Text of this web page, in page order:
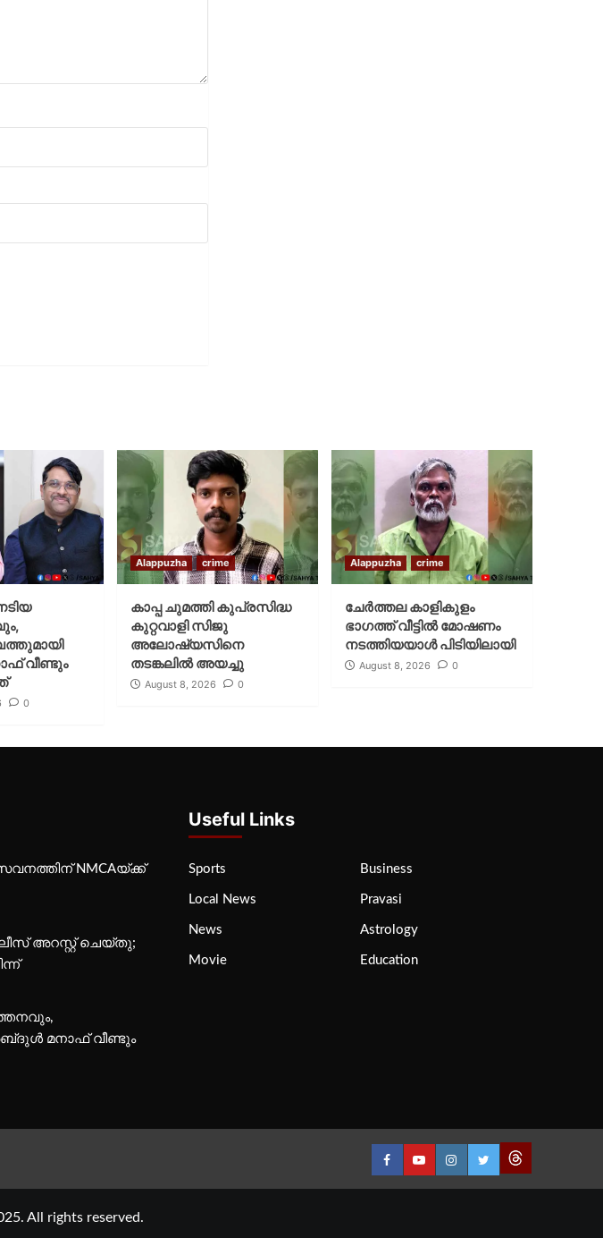
വീണ്ടും
0
Alappuzha crime
കാപ്പ ചുമത്തി കുപ്രസിദ്ധ
കുറ്റവാളി സിജു
അലോഷ്യസിനെ
തടങ്കലിൽ അയച്ചു
August 8, 2026 0
Alappuzha crime
ചേർത്തല കാളികുളം
ഭാഗത്ത് വീട്ടിൽ മോഷണം
നടത്തിയയാൾ പിടിയിലായി
August 8, 2026 0
NMCAയ്ക്ക്
അറസ്റ്റ് ചെയ്‌തു;
മനാഫ് വീണ്ടും
Useful Links
Sports Business
Local News Pravasi
News Astrology
Movie Education
All rights reserved.